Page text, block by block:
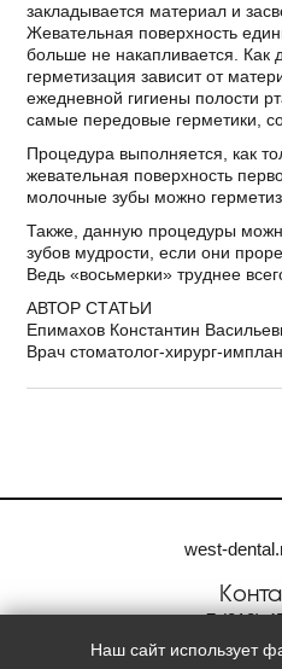
закладывается материал и
Жевательная поверхность
больше не накапливается. Как
герметизация зависит от
ежедневной гигиены полости
самые передовые герметики,
Процедура выполняется, как
жевательная поверхность
молочные зубы можно
Также, данную процедуры
зубов мудрости, если они
Ведь «восьмерки» труднее
АВТОР СТАТЬИ
Епимахов Константин
Врач стоматолог-хирург-
west-
+7(812)
Мы в
Наш сайт использует